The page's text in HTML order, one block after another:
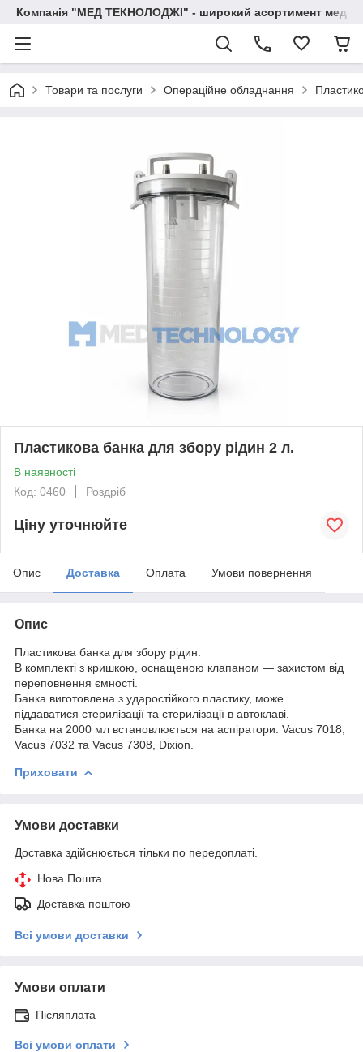
Компанія "МЕД ТЕКНОЛОДЖІ" - широкий асортимент
Товари та послуги Операційне обладнання
Пластикова банка для збору рідин 2 л.
В наявності
Код: 0460
Роздріб
Ціну уточнюйте
Опис Доставка Оплата Умови повернення
Опис
Пластикова банка для збору рідин.
В комплекті з кришкою, оснащеною клапаном — захистом від
переповнення ємності.
Банка виготовлена з ударостійкого пластику, може
піддаватися стерилізації та стерилізації в автоклаві.
Банка на 2000 мл встановлюється на аспіратори: Vacus 7018,
Vacus 7032 та Vacus 7308, Dixion.
Приховати
Умови доставки
Доставка здійснюється тільки по передоплаті.
Нова Пошта
Доставка поштою
Всі умови доставки
Умови оплати
Післяплата
Всі умови оплати